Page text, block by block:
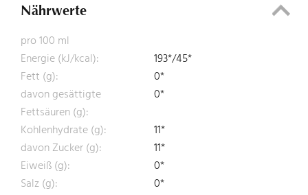
Nährwerte
pro 100 ml
Energie (kJ/kcal):
193*/45*
Fett (g):
0*
davon gesättigte
Fettsäuren (g):
0*
Kohlenhydrate (g):
11*
davon Zucker (g):
11*
Eiweiß (g):
0*
Salz (g):
0*